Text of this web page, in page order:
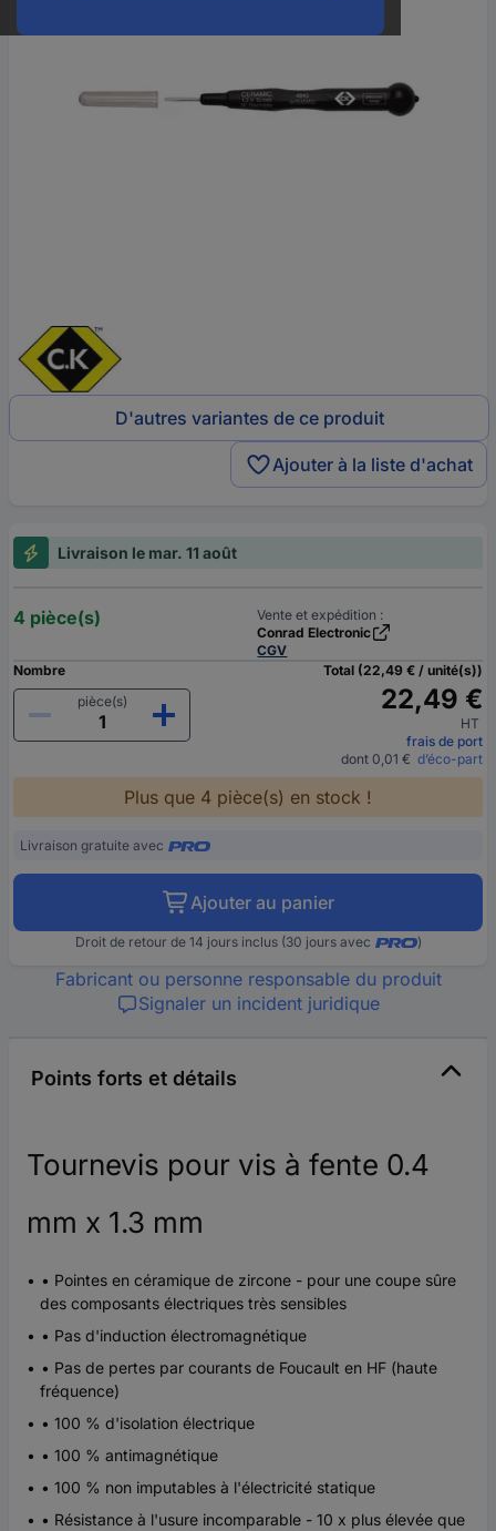
D'autres variantes de ce produit
Ajouter à la liste d'achat
Livraison le mar. 11 août
4 pièce(s)
Vente et expédition :
Conrad Electronic
CGV
Nombre
pièce(s)
Total (22,49 € / unité(s))
22,49 €
HT
frais de port
dont 0,01 € d’éco-part
Plus que 4 pièce(s) en stock !
Livraison gratuite avec
Ajouter au panier
Droit de retour de 14 jours inclus (30 jours avec )
Fabricant ou personne responsable du produit
Signaler un incident juridique
Points forts et détails
Tournevis pour vis à fente 0.4
mm x 1.3 mm
• Pointes en céramique de zircone - pour une coupe sûre
des composants électriques très sensibles
• Pas d'induction électromagnétique
• Pas de pertes par courants de Foucault en HF (haute
fréquence)
• 100 % d'isolation électrique
• 100 % antimagnétique
• 100 % non imputables à l'électricité statique
• Résistance à l'usure incomparable - 10 x plus élevée que